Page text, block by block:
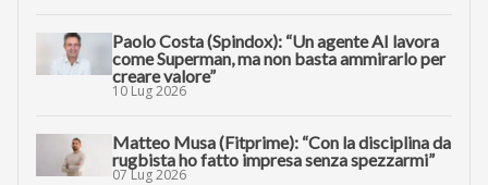
Paolo Costa (Spindox): “Un agente AI lavora
come Superman, ma non basta ammirarlo per
creare valore”
10 Lug 2026
Matteo Musa (Fitprime): “Con la disciplina da
rugbista ho fatto impresa senza spezzarmi”
07 Lug 2026